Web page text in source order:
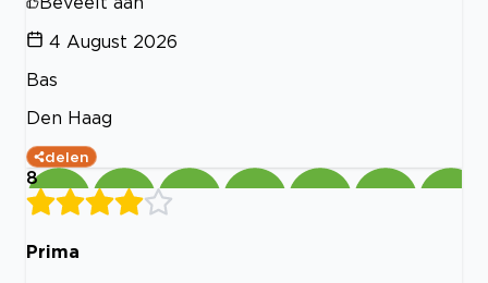
4 August 2026
Bas
Den Haag
delen
8
Prima